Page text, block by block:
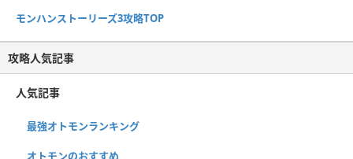
モンハンストーリーズ3攻略TOP
攻略人気記事
人気記事
最強オトモンランキング
オトモンのおすすめ